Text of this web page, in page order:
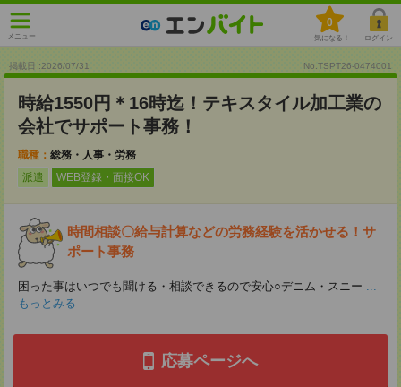
メニュー
0
気になる！ ログイン
掲載日 :2026/07/31 No.TSPT26-0474001
時給1550円＊16時迄！テキスタイル加工業の
会社でサポート事務！
職種： 総務・人事・労務
派遣
WEB登録・面接OK
時間相談〇給与計算などの労務経験を活かせる！サ
ポート事務
困った事はいつでも聞ける・相談できるので安心○デニム・スニー ...
もっとみる
応募ページへ